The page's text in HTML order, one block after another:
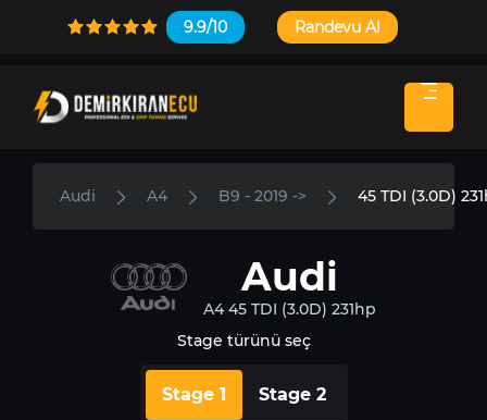
9.9/10 Randevu Al
Audi A4 B9 - 2019 -> 45 TDI (3.0D)
Audi
A4 45 TDI (3.0D) 231hp
Stage türünü seç
Stage 1 Stage 2